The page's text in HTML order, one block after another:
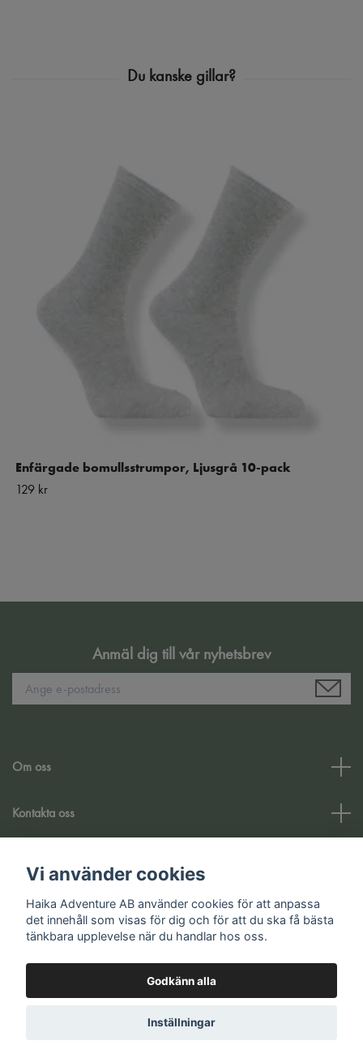
Enfärgade bomullsstrumpor, Ljusgrå 10-pack
129 kr
Anmäl dig till vår nyhetsbrev
Om oss
Kontakta oss
Sociala medier
© 2026 Haika Adventure AB
Vi använder cookies
Haika Adventure AB använder cookies för att anpassa
det innehåll som visas för dig och för att du ska få bästa
tänkbara upplevelse när du handlar hos oss.
Godkänn alla
Inställningar